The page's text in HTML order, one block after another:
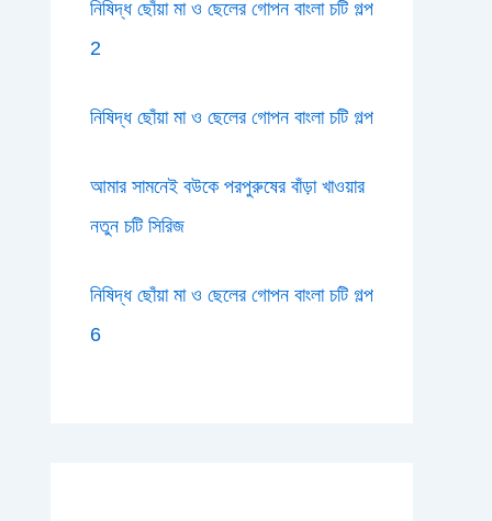
নিষিদ্ধ ছোঁয়া মা ও ছেলের গোপন বাংলা চটি গল্প
2
নিষিদ্ধ ছোঁয়া মা ও ছেলের গোপন বাংলা চটি গল্প
আমার সামনেই বউকে পরপুরুষের বাঁড়া খাওয়ার
নতুন চটি সিরিজ
নিষিদ্ধ ছোঁয়া মা ও ছেলের গোপন বাংলা চটি গল্প
6